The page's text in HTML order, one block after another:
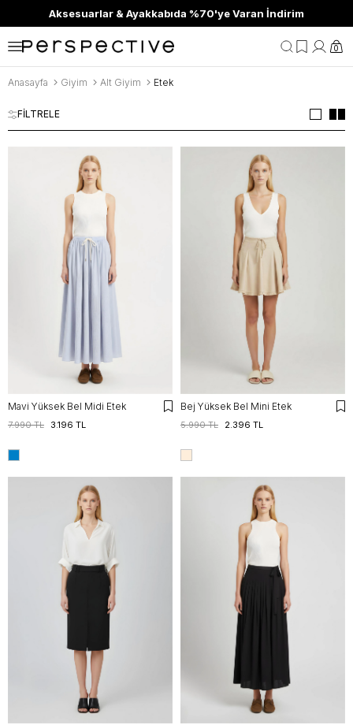
Aksesuarlar & Ayakkabıda %70'ye Varan İndirim
0
Anasayfa Giyim Alt Giyim Etek
FİLTRELE
Mavi Yüksek Bel Midi Etek
3.196 TL
7.990 TL
Bej Yüksek Bel Mini Etek
2.396 TL
5.990 TL